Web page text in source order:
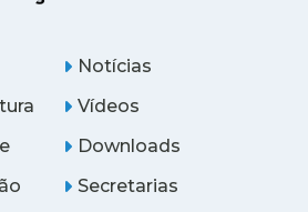
Notícias
Vídeos
Downloads
Secretarias